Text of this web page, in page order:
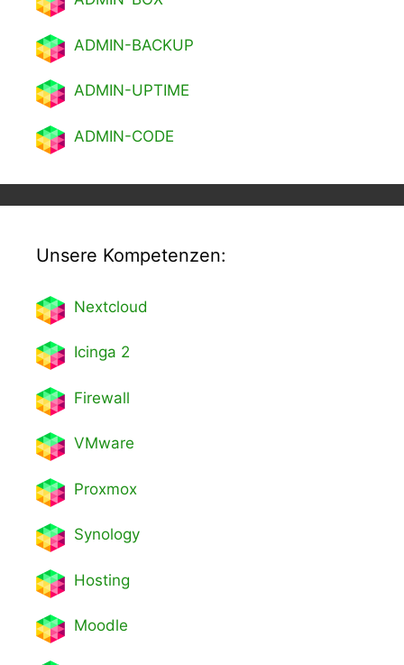
ADMIN-BACKUP
ADMIN-UPTIME
ADMIN-CODE
Unsere Kompetenzen:
Nextcloud
Icinga 2
Firewall
VMware
Proxmox
Synology
Hosting
Moodle